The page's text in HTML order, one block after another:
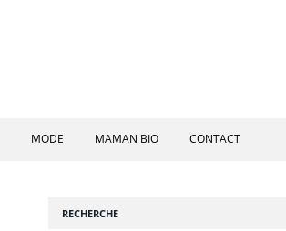
MODE MAMAN BIO CONTACT
RECHERCHE